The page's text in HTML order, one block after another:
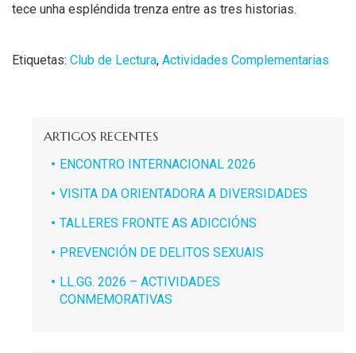
tece unha espléndida trenza entre as tres historias.
Etiquetas: Club de Lectura, Actividades Complementarias
ARTIGOS RECENTES
ENCONTRO INTERNACIONAL 2026
VISITA DA ORIENTADORA A DIVERSIDADES
TALLERES FRONTE AS ADICCIÓNS
PREVENCIÓN DE DELITOS SEXUAIS
LL.GG. 2026 – ACTIVIDADES
CONMEMORATIVAS